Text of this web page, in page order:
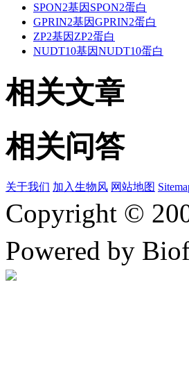
SPON2基因SPON2蛋白
GPRIN2基因GPRIN2蛋白
ZP2基因ZP2蛋白
NUDT10基因NUDT10蛋白
相关文章
相关问答
关于我们 加入生物风 网站地图
Copyright ©
Powered by